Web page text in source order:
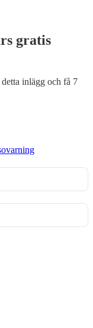
gratis
inlägg och få 7